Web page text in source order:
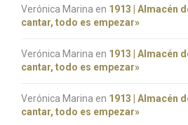
Verónica Marina en 1913 | Almacén
cantar, todo es empezar»
Verónica Marina en 1913 | Almacén
cantar, todo es empezar»
Verónica Marina en 1913 | Almacén
cantar, todo es empezar»